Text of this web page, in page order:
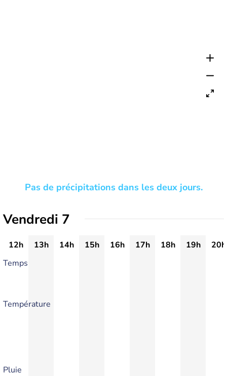
Pas de précipitations dans les deux jours.
Vendredi 7
12h 13h 14h 15h 16h 17h 18h 19h
20h
Temps
Température
Pluie